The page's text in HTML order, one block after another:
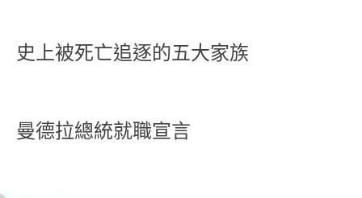
史上被死亡追逐的五大家族
曼德拉總統就職宣言